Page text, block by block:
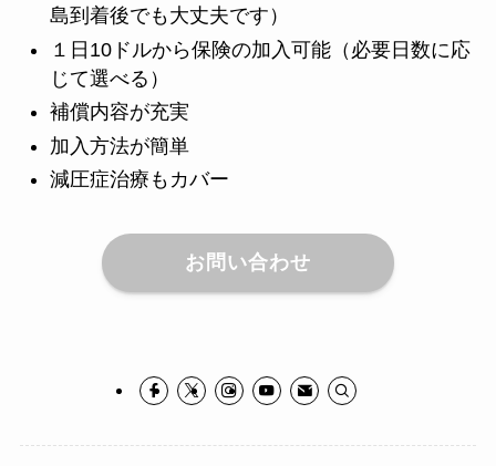
島到着後でも大丈夫です）
１日10ドルから保険の加入可能（必要日数に応
じて選べる）
補償内容が充実
加入方法が簡単
減圧症治療もカバー
お問い合わせ